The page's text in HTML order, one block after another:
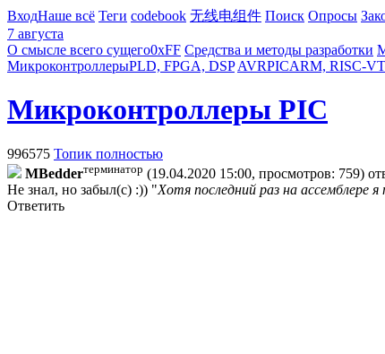
ВходНаше всё Теги codebook 无线电组件 Поиск Опросы
7 августа
О смысле всего сущего0xFF Средства и методы разработки
МикроконтроллерыPLD, FPGA, DSP AVRPICARM, RISC-V
Микроконтроллеры PIC
996575 Топик полностью
MBedderтерминатор (19.04.2020 15:00, просмотров: 759)
Не знал, но забыл(с) :)) "Хотя последний раз на ассемблере я
Ответить